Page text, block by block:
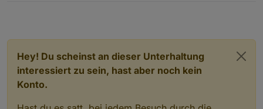
Hey! Du scheinst an dieser Unterhaltung
interessiert zu sein, hast aber noch kein
Konto.